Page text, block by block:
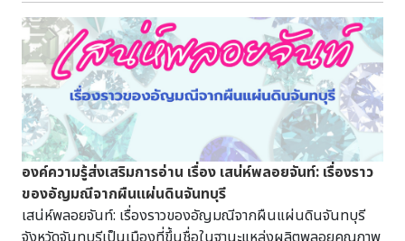
พระนคร เวลา 11.00 - 12.00 น. [Stage] พบกิจกรรม
เมื่อพิพิธภัณฑ์ต้องเผชิญภัยทั้ง "ดิน" "น้ำ" และ "ไฟ" สิ่งใดคือ
หัวใจของการปกป้องมรดกทางวัฒนธรรม และใครคือผู้ร่วม
ปกป้องไปกับเรามาร่วมหาคำตอบได้กับกิจกรรมเนื่องในวัน
พิพิธภัณฑ์ไทย 2568 การเสวนาในหัวข้อ "พิพิธภัณฑ์พิพิธภัย"
วิทยากร นายทศพร ศรีสมาน ผู้อำนวยการสำนักศิลปากรที่ 10
นครราชสีมา นายวินัย ปราบริปู หอศิลป์ริมน่าน นางสาวฉัตรลดา
สินธุสอน ผู้อำนวยการพิพิธภัณฑสถานแห่งชาติ เชียงใหม่ ดำเนิน
รายการโดย ผู้ช่วยศาสตราจารย์ ดร.พธู คูศรีพิทักษ์ ประธาน
หลักสูตรศิลปศาสตร์มหาบัณฑิต สาขาพิพิธภัณฑศึกษา
สถาบันวิจัยภาษาและวัฒนธรรมเอเชีย มหาวิทยาลัยมหิดล รับชม
องค์ความรู้ส่งเสริมการอ่าน เรื่อง เสน่ห์พลอยจันท์: เรื่องราว
ของอัญมณีจากผืนแผ่นดินจันทบุรี
เสน่ห์พลอยจันท์: เรื่องราวของอัญมณีจากผืนแผ่นดินจันทบุรี